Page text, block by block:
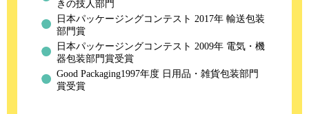
きの技人部門
日本パッケージングコンテスト 2017年 輸送包装
部門賞
日本パッケージングコンテスト 2009年 電気・機
器包装部門賞受賞
Good Packaging1997年度 日用品・雑貨包装部門
賞受賞